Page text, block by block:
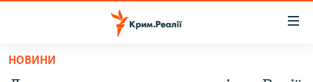
Перейти
НОВИНИ